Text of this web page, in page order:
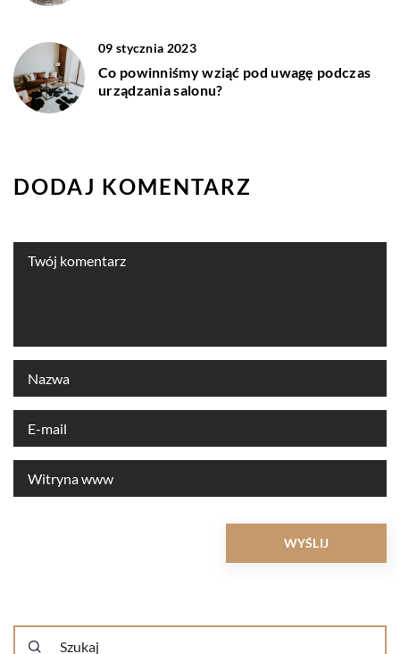
09 stycznia 2023
Co powinniśmy wziąć pod uwagę podczas
urządzania salonu?
DODAJ KOMENTARZ